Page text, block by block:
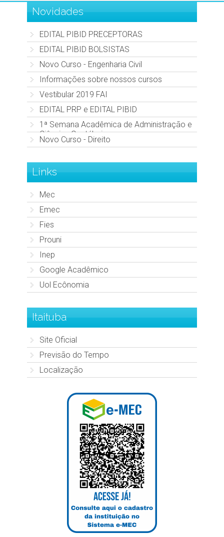
Novidades
EDITAL PIBID PRECEPTORAS
EDITAL PIBID BOLSISTAS
Novo Curso - Engenharia Civil
Informações sobre nossos cursos
Vestibular 2019 FAI
EDITAL PRP e EDITAL PIBID
1ª Semana Acadêmica de Administração e
Ciências Contábeis
Novo Curso - Direito
Links
Mec
Emec
Fies
Prouni
Inep
Google Acadêmico
Uol Ecônomia
Itaituba
Site Oficial
Previsão do Tempo
Localização